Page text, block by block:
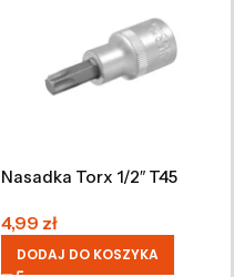
Nasadka Torx 1/2″ T45
4,99 zł
DODAJ DO KOSZYKA